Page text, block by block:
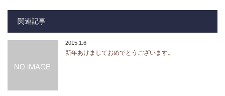
関連記事
2015.1.6
新年あけましておめでとうございます。